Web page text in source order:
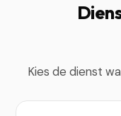
Kies de dienst